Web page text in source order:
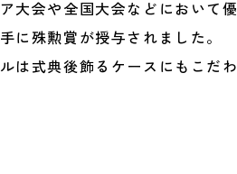
大会や全国大会などにおいて優
に殊勲賞が授与されました。
は式典後飾るケースにもこだわ